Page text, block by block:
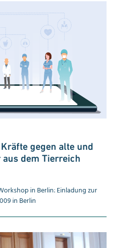
gegen alte und
dem Tierreich
in Berlin: Einladung zur
in Berlin